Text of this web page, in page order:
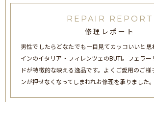
REPAIR REPORT
修理レポート
男性でしたらどなたでも一目見てカッコいいと思
インのイタリア・フィレンツェのBUTI。フェラー
ドが特徴的な映える逸品です。よくご愛用のご様
ンが押せなくなってしまわれお修理を承りました。